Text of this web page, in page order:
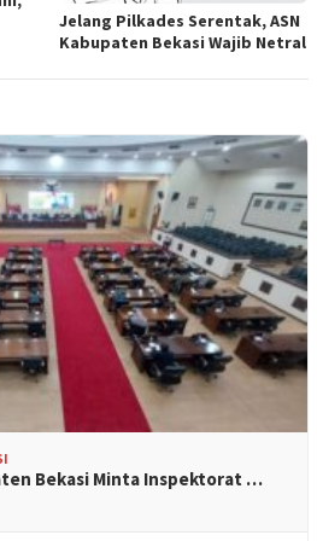
Jelang Pilkades Serentak, ASN
Kabupaten Bekasi Wajib Netral
Bekasi Minta Inspektorat …